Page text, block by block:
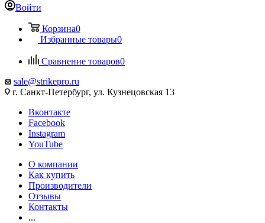
Войти
Корзина0
Избранные товары0
Сравнение товаров0
sale@strikepro.ru
г. Санкт-Петербург, ул. Кузнецовская 13
Вконтакте
Facebook
Instagram
YouTube
О компании
Как купить
Производители
Отзывы
Контакты
...